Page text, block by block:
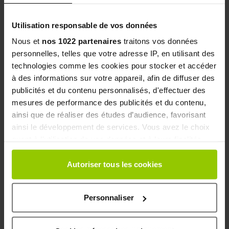
Utilisation responsable de vos données
Nous et nos 1022 partenaires traitons vos données
personnelles, telles que votre adresse IP, en utilisant des
technologies comme les cookies pour stocker et accéder
à des informations sur votre appareil, afin de diffuser des
publicités et du contenu personnalisés, d'effectuer des
mesures de performance des publicités et du contenu,
ainsi que de réaliser des études d’audience, favorisant
ainsi le développement de services. Vous avez le choix
Vous pouvez modifier ou retirer votre consentement à
tout moment en consultant la Déclaration relative aux
cookies ou en cliquant sur l'icône de confidentialité.
Si vous le permettez, nous aimerions également :
Collecter des informations sur votre localisation
géographique qui peuvent être précises à plusieurs
Autoriser tous les cookies
Personnaliser
Basé sur17
avis soumis à un contrôle
5 stars
13
4 stars
2
3 stars
0
2 stars
Sort reviews
5/5 Checked